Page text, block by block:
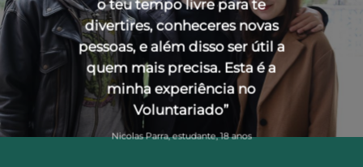
o teu tempo livre para te
divertires, conheceres novas
pessoas, e além disso ser útil a
quem mais precisa. Esta é a
minha experiência no
Voluntariado”
Nicolas Parra, estudante, 18 anos